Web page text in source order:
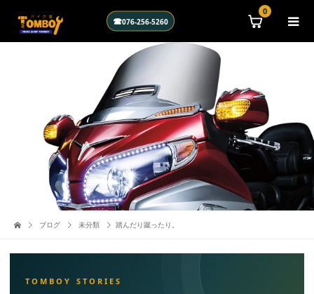
0
☎076-256-5260
ブログ 未分類 踏んだり蹴ったり。